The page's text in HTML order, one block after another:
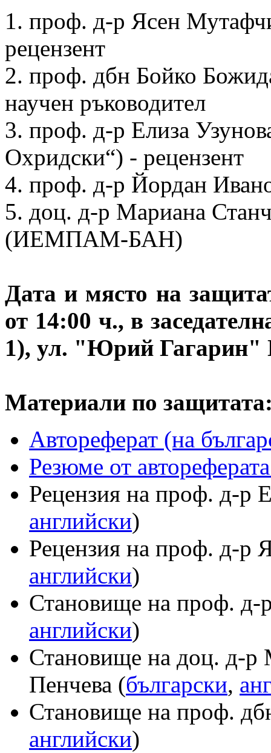
1. проф. д-р Ясен
рецензент
2. проф. дбн Бойко
научен ръководител
3. проф. д-р Елиза
Охридски“) - рецензент
4. проф. д-р Йордан
5. доц. д-р Мариана
(ИЕМПАМ-БАН)
Дата и място на
от 14:00 ч., в
1), ул. "Юрий
Материали по
Автореферат (на
Резюме от
Рецензия на проф. д-р
английски)
Рецензия на проф. д-р
английски)
Становище на проф. д-
английски)
Становище на доц. д-р
Пенчева (български,
Становище на проф.
английски)